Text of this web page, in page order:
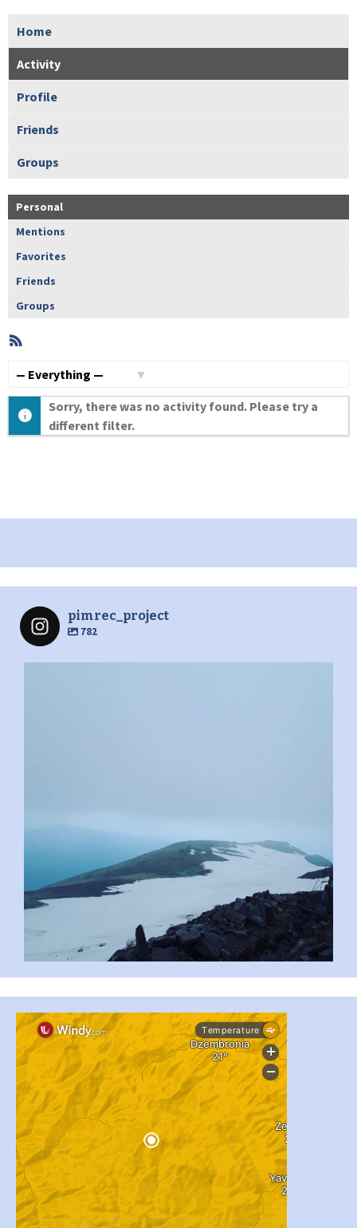
Home
Activity
Profile
Friends
Groups
Personal
Mentions
Favorites
Friends
Groups
Member
Activities
Sorry, there was no activity found. Please try a
different filter.
pimrec_project
782
...
pimrec_project